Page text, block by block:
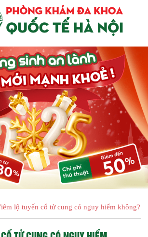
lộ tuyến cổ tử cung có nguy hiểm không?